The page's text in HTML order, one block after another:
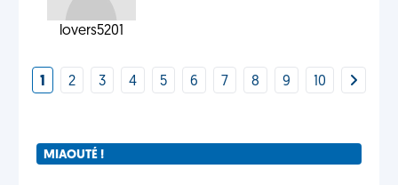
lovers5201
1 2 3 4 5 6 7 8 9 10
MIAOUTÉ !